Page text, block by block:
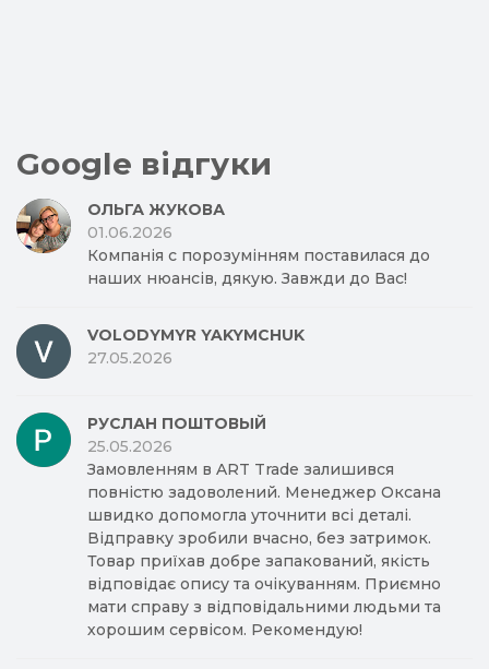
Google відгуки
ОЛЬГА ЖУКОВА
01.06.2026
Компанія с порозумінням поставилася до
наших нюансів, дякую. Завжди до Вас!
VOLODYMYR YAKYMCHUK
27.05.2026
РУСЛАН ПОШТОВЫЙ
25.05.2026
Замовленням в ART Trade залишився
повністю задоволений. Менеджер Оксана
швидко допомогла уточнити всі деталі.
Відправку зробили вчасно, без затримок.
Товар приїхав добре запакований, якість
відповідає опису та очікуванням. Приємно
мати справу з відповідальними людьми та
хорошим сервісом. Рекомендую!